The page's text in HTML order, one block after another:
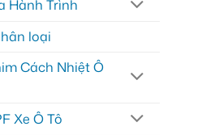
Hành Trình
loại
Cách Nhiệt Ô
Xe Ô Tô